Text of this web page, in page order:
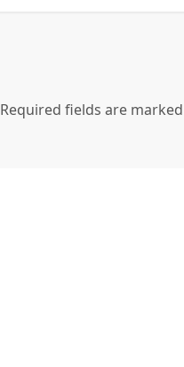
Required fields are